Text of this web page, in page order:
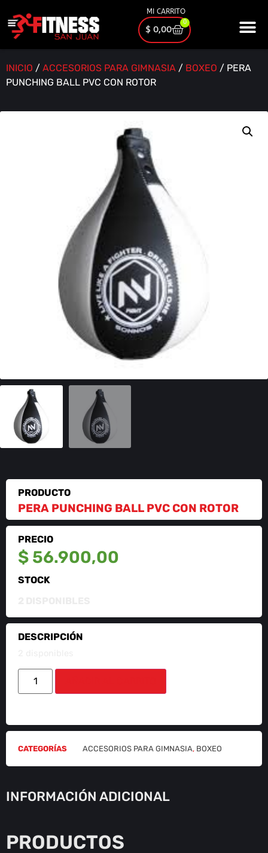
MI CARRITO
$ 0,00
0
INICIO / ACCESORIOS PARA GIMNASIA / BOXEO / PERA
PUNCHING BALL PVC CON ROTOR
PRODUCTO
PERA PUNCHING BALL PVC CON ROTOR
PRECIO
$ 56.900,00
STOCK
DESCRIPCIÓN
CATEGORÍAS ACCESORIOS PARA GIMNASIA, BOXEO
INFORMACIÓN ADICIONAL
PRODUCTOS